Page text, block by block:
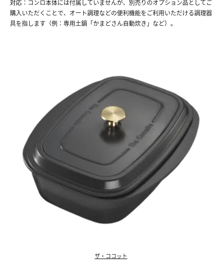
対応 ：コンロ本体には付属していませんが、別売りのオプション品としてご
購入いただくことで、オート調理などの便利機能をご利用いただける調理器
具を指します（例：専用土鍋「かまどさん自動炊き」など）。
ザ・ココット